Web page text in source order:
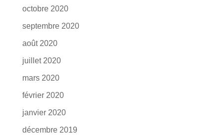
octobre 2020
septembre 2020
août 2020
juillet 2020
mars 2020
février 2020
janvier 2020
décembre 2019